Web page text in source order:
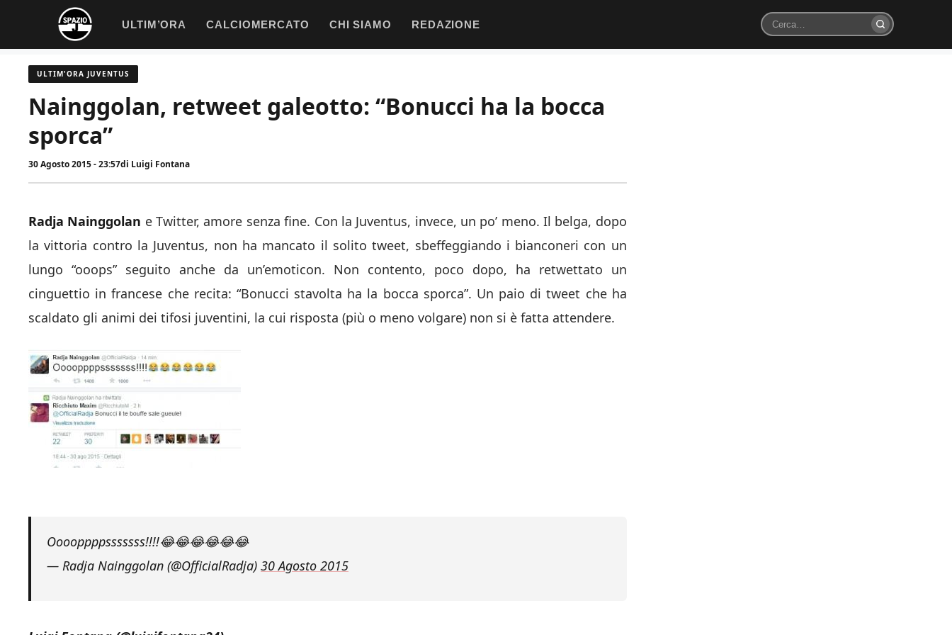
contenuto
ULTIM’ORA CALCIOMERCATO CHI SIAMO REDAZIONE
Cerca
ULTIM'ORA JUVENTUS
Nainggolan, retweet galeotto: “Bonucci ha la bocca
sporca”
30 Agosto 2015 - 23:57di Luigi Fontana
Radja Nainggolan e Twitter, amore senza fine. Con la Juventus, invece, un po’ meno. Il belga, dopo
la vittoria contro la Juventus, non ha mancato il solito tweet, sbeffeggiando i bianconeri con un
lungo “ooops” seguito anche da un’emoticon. Non contento, poco dopo, ha retwettato un
cinguettio in francese che recita: “Bonucci stavolta ha la bocca sporca”. Un paio di tweet che ha
scaldato gli animi dei tifosi juventini, la cui risposta (più o meno volgare) non si è fatta attendere.
Ooooppppsssssss!!!!😂😂😂😂😂😂
— Radja Nainggolan (@OfficialRadja) 30 Agosto 2015